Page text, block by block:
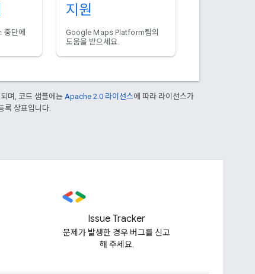
중단에
지원
Google Maps Platform팀의
도움을 받으세요.
며, 코드 샘플에는 Apache 2.0 라이선스에 따라 라이선스가
록 상표입니다.
Issue Tracker
문제가 발생한 경우 버그를 신고
해 주세요.